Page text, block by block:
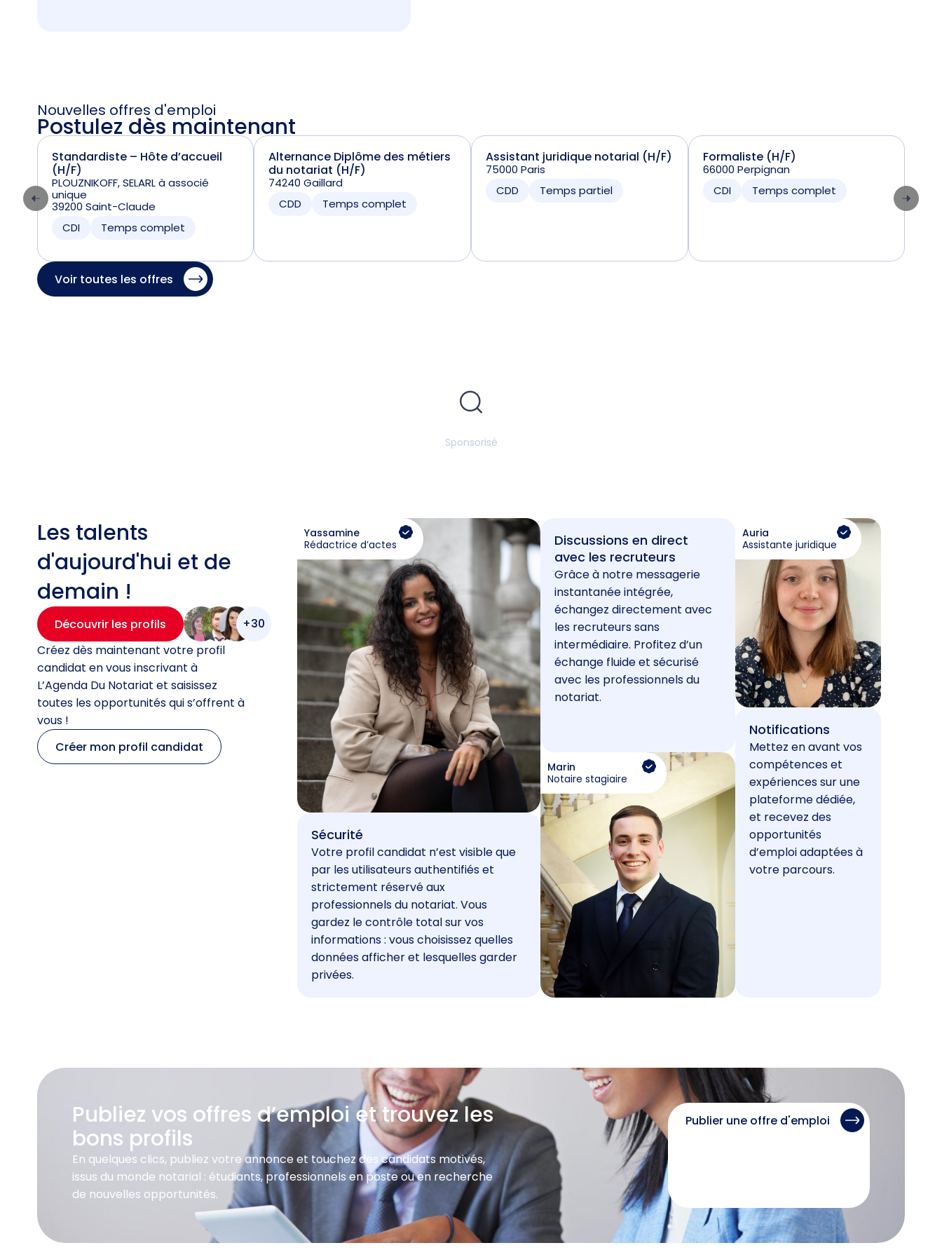
Nouvelles offres d'emploi
Postulez dès maintenant
Standardiste – Hôte d’accueil
(H/F)
PLOUZNIKOFF, SELARL à associé
unique
39200 Saint-Claude
CDI
Temps complet
Alternance Diplôme des métiers
du notariat (H/F)
74240 Gaillard
CDD
Temps complet
Assistant juridique notarial (H/F)
75000 Paris
CDD
Temps partiel
Formaliste (H/F)
66000 Perpignan
CDI
Temps complet
Voir toutes les offres
Sponsorisé
Les talents
d'aujourd'hui et de
demain !
Découvrir les profils
+30
Créez dès maintenant votre profil
candidat en vous inscrivant à
L’Agenda Du Notariat et saisissez
toutes les opportunités qui s’offrent à
vous !
Créer mon profil candidat
Yassamine
Rédactrice d’actes
Sécurité
Votre profil candidat n’est visible que
par les utilisateurs authentifiés et
strictement réservé aux
professionnels du notariat. Vous
gardez le contrôle total sur vos
informations : vous choisissez quelles
données afficher et lesquelles garder
privées.
Discussions en direct
avec les recruteurs
Grâce à notre messagerie
instantanée intégrée,
échangez directement avec
les recruteurs sans
intermédiaire. Profitez d’un
échange fluide et sécurisé
avec les professionnels du
notariat.
Marin
Notaire stagiaire
Auria
Assistante juridique
Notifications
Mettez en avant vos
compétences et
expériences sur une
plateforme dédiée,
et recevez des
opportunités
d’emploi adaptées à
votre parcours.
Publiez vos offres d’emploi et trouvez les
bons profils
En quelques clics, publiez votre annonce et touchez des candidats motivés,
issus du monde notarial : étudiants, professionnels en poste ou en recherche
de nouvelles opportunités.
Publier une offre d'emploi